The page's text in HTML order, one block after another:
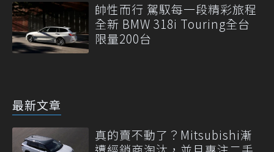
帥性而行 駕馭每一段精彩旅程
全新 BMW 318i Touring全台
限量200台
最新文章
真的賣不動了？Mitsubishi漸